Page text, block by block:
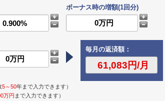
ボーナス時の増額(1回分)
毎月の返済額：
5～50年まで入力できます）
万円 まで入力できます）